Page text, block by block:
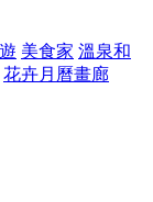
美食家 溫泉和
花卉月曆畫廊